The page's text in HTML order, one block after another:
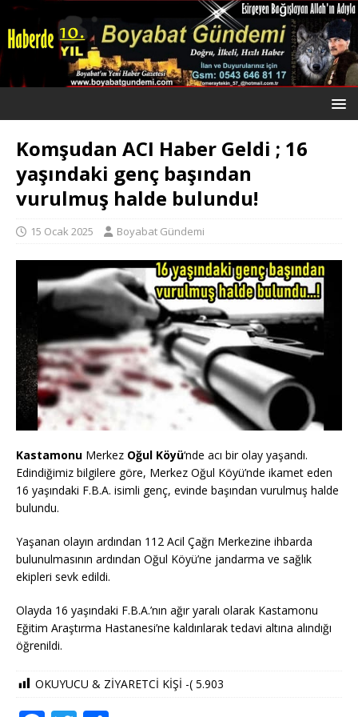
Komşudan ACI Haber Geldi ; 16
yaşındaki genç başından
vurulmuş halde bulundu!
15 Ocak 2025 Boyabat Gündemi
Kastamonu Merkez Oğul Köyü‘nde acı bir olay yaşandı.
Edindiğimiz bilgilere göre, Merkez Oğul Köyü’nde ikamet eden
16 yaşındaki F.B.A. isimli genç, evinde başından vurulmuş halde
bulundu.
Yaşanan olayın ardından 112 Acil Çağrı Merkezine ihbarda
bulunulmasının ardından Oğul Köyü’ne jandarma ve sağlık
ekipleri sevk edildi.
Olayda 16 yaşındaki F.B.A.’nın ağır yaralı olarak Kastamonu
Eğitim Araştırma Hastanesi’ne kaldırılarak tedavi altına alındığı
öğrenildi.
OKUYUCU & ZİYARETCİ KİŞİ -( 5.903